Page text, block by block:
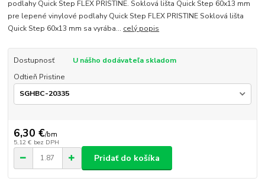
podlahy Quick Step FLEX PRISTINE. Soklová lišta Quick Step 60x13 mm
pre lepené vinylové podlahy Quick Step FLEX PRISTINE Soklová lišta
Quick Step 60x13 mm sa vyrába... celý popis
Dostupnosť
U nášho dodávateľa skladom
Odtieň Pristine
6,30 €/bm
5,12 € bez DPH
Pridať do košíka